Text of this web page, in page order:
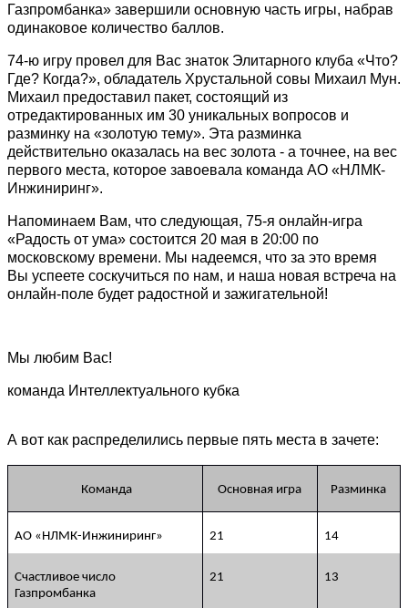
Газпромбанка» завершили основную часть игры, набрав
одинаковое количество баллов.
74-ю игру провел для Вас знаток Элитарного клуба «Что?
Где? Когда?», обладатель Хрустальной совы Михаил Мун.
Михаил предоставил пакет, состоящий из
отредактированных им 30 уникальных вопросов и
разминку на «золотую тему». Эта разминка
действительно оказалась на вес золота - а точнее, на вес
первого места, которое завоевала команда АО «НЛМК-
Инжиниринг».
Напоминаем Вам, что следующая, 75-я онлайн-игра
«Радость от ума» состоится 20 мая в 20:00 по
московскому времени. Мы надеемся, что за это время
Вы успеете соскучиться по нам, и наша новая встреча на
онлайн-поле будет радостной и зажигательной!
Мы любим Вас!
команда Интеллектуального кубка
А вот как распределились первые пять места в зачете:
Команда Основная игра Разминка
АО «НЛМК-Инжиниринг» 21 14
Счастливое число
Газпромбанка
21 13